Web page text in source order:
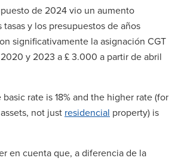
de 2024 vio un aumento
y los presupuestos de años
significativamente la asignación CGT
y 2023 a £ 3.000 a partir de abril
rate is 18% and the higher rate (for
not just residencial property) is
en cuenta que, a diferencia de la